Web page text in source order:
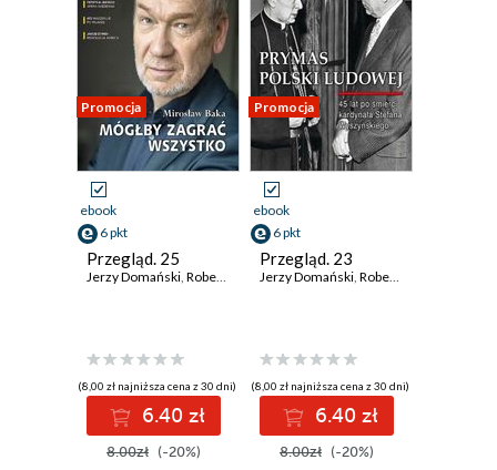
Promocja
ebook
6 pkt
Przegląd. 25
Jerzy Domański, Robert Walenciak ,Kornel Wawrzyniak
(8,00 zł najniższa cena z 30 dni)
6.40 zł
8.00zł (-20%)
Promocja
ebook
6 pkt
Przegląd. 23
Jerzy Domański, Robert Walenciak
(8,00 zł najniższa cena z 30 dni)
6.40 zł
8.00zł (-20%)